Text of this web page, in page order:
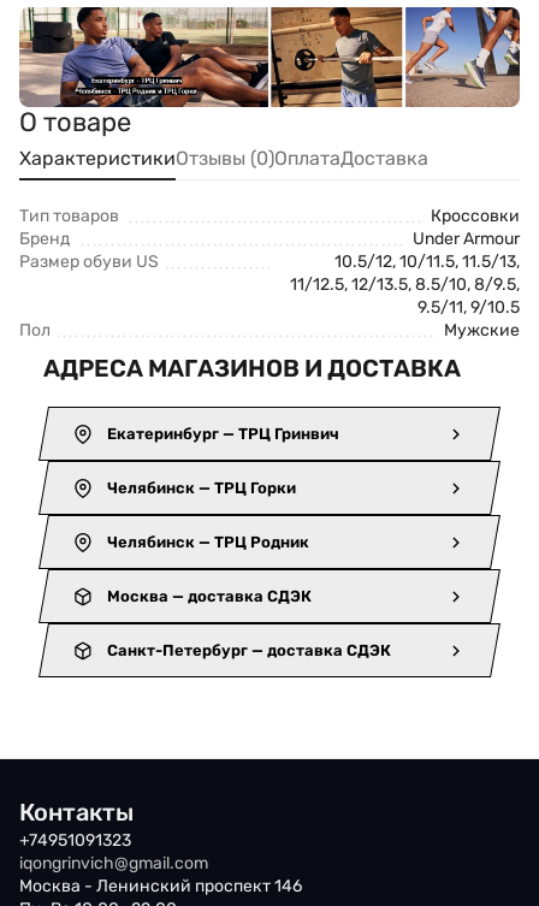
О товаре
ХарактеристикиОтзывы (0)ОплатаДоставка
Тип товаров
Кроссовки
Бренд
Under Armour
Размер обуви US
10.5/12, 10/11.5, 11.5/13,
11/12.5, 12/13.5, 8.5/10, 8/9.5,
9.5/11, 9/10.5
Пол
Мужские
АДРЕСА МАГАЗИНОВ И ДОСТАВКА
Екатеринбург — ТРЦ Гринвич
Челябинск — ТРЦ Горки
Челябинск — ТРЦ Родник
Москва — доставка СДЭК
Санкт-Петербург — доставка СДЭК
Контакты
+74951091323
iqongrinvich@gmail.com
Москва - Ленинский проспект 146